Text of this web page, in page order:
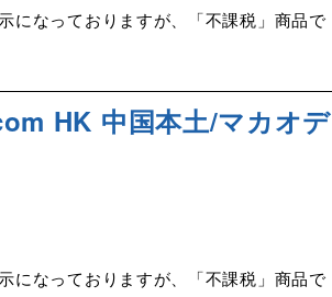
になっておりますが、「不課税」商品で
HK 中国本土/マカオデ
になっておりますが、「不課税」商品で